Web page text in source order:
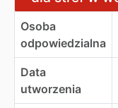
Osoba
odpowiedzialna
Data
utworzenia